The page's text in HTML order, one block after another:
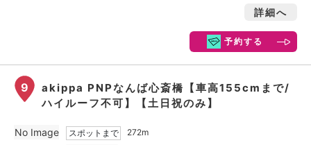
詳細へ
予約する
9
akippa PNPなんば心斎橋【車高155cmまで/
ハイルーフ不可】【土日祝のみ】
スポットまで
272m
No Image